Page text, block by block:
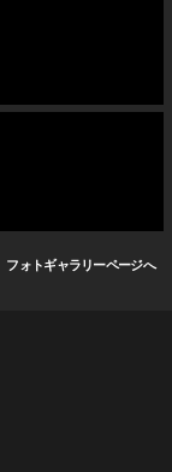
フォトギャラリーページへ